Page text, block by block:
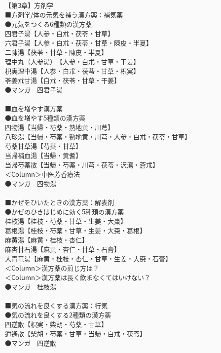
【第3章】方剤学
■方剤学/体の元気を補う漢方薬：補気薬
●元気をつくる6種類の漢方薬
四君子湯【人参・白朮・茯苓・甘草】
六君子湯【人参・白朮・茯苓・甘草・陳皮・半夏】
二陳湯【茯苓・甘草・陳皮・半夏】
理中丸（人参湯）【人参・白朮・甘草・干姜】
枳実理中湯【人参・白朮・茯苓・甘草・枳実】
苓姜朮甘湯【白朮・茯苓・甘草・干姜】
●マンガ 四君子湯
■血を増やす漢方薬
●血を増やす5種類の漢方薬
四物湯【当帰・芍薬・熟地黄・川芎】
八珍湯【当帰・芍薬・熟地黄・川芎・人参・白朮・茯苓・甘草】
芍薬甘草湯【芍薬・甘草】
当帰補血湯【当帰・黄耆】
当帰芍薬散【当帰・芍薬・川芎・茯苓・沢瀉・蒼朮】
＜Column＞中医芳香療法
●マンガ 四物湯
■かぜをひいたときの漢方薬：解表剤
●かぜのひきはじめに効く5種類の漢方薬
桂枝湯【桂枝・芍薬・甘草・生姜・大棗】
葛根湯【桂枝・芍薬・甘草・生姜・大棗・葛根】
麻黄湯【麻黄・桂枝・杏仁】
麻杏甘石湯【麻黄・杏仁・甘草・石膏】
大青竜湯【麻黄・桂枝・杏仁・甘草・生姜・大棗・石膏】
＜Column＞漢方薬の煎じ方は？
＜Column＞漢方薬は長く飲まなくてはいけない？
●マンガ 桂枝湯
■気の流れを良くする漢方薬：行気
●気の流れを良くする2種類の漢方薬
四逆散【枳実・柴胡・芍薬・甘草】
逍遙散【柴胡・芍薬・甘草・当帰・白朮・茯苓】
●マンガ 四逆散